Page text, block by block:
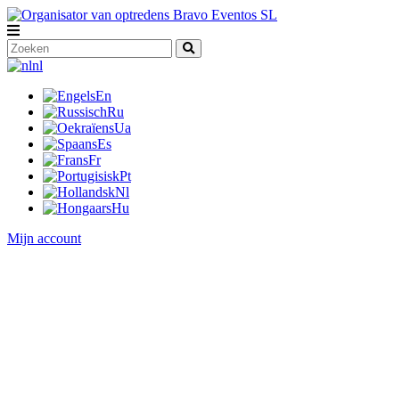
nl
En
Ru
Ua
Es
Fr
Pt
Nl
Hu
Mijn account